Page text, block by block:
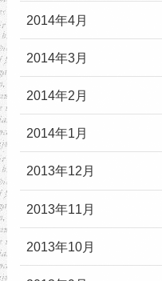
2014年4月
2014年3月
2014年2月
2014年1月
2013年12月
2013年11月
2013年10月